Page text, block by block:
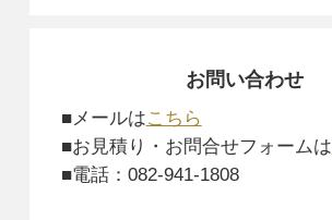
お問い合わせ
■メールはこちら
■お見積り・お問合せフォームは
■電話：082-941-1808